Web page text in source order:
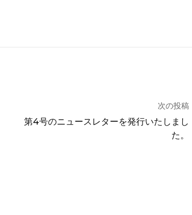
次の投稿
第4号のニュースレターを発行いたしまし
た。